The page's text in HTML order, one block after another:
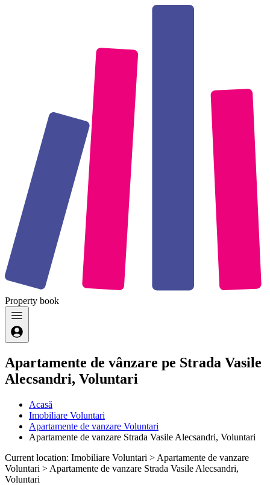
Property book
Apartamente de vânzare pe Strada Vasile
Alecsandri, Voluntari
Acasă
Imobiliare Voluntari
Apartamente de vanzare Voluntari
Apartamente de vanzare Strada Vasile Alecsandri, Voluntari
Current location: Imobiliare Voluntari > Apartamente de vanzare
Voluntari > Apartamente de vanzare Strada Vasile Alecsandri,
Voluntari